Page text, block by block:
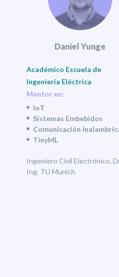
Daniel Yunge
Académico Escuela de
Ingeniería Eléctrica
Mentor en:
IoT
Sistemas Embebidos
Comunicación
TinyML
Ingeniero Civil Electrónico,
Ing. TU Munich